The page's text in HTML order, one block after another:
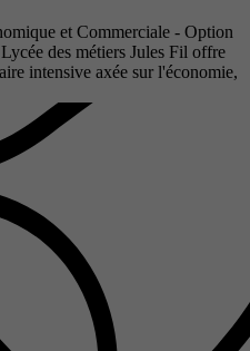
et Commerciale - Option
des métiers Jules Fil offre
intensive axée sur l'économie,